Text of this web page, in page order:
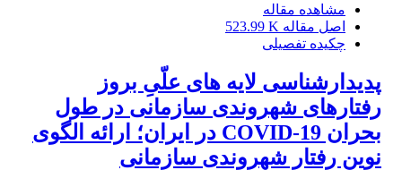
مشاهده مقاله
اصل مقاله 523.99 K
چکیده تفصیلی
پدیدارشناسی لایه های علّیِ بروز
رفتارهای شهروندی سازمانی در طول
بحران COVID-19 در ایران؛ ارائه الگوی
نوین رفتار شهروندی سازمانی